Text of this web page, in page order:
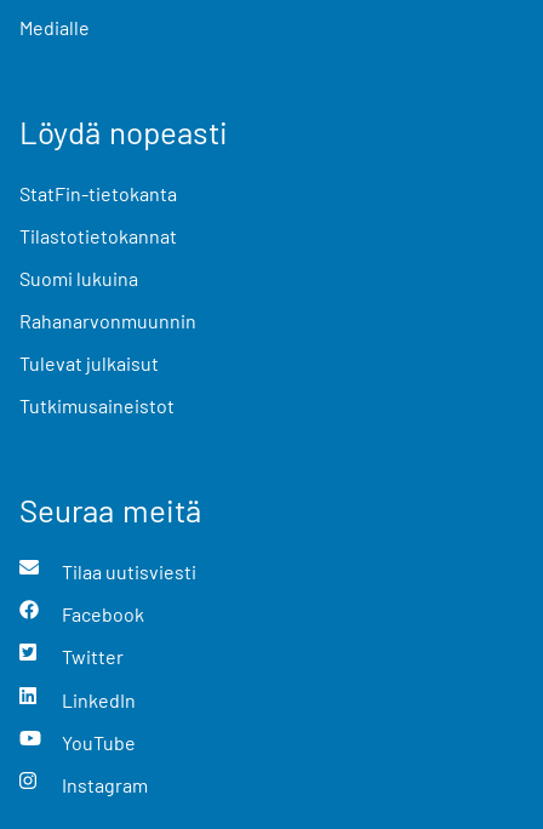
Medialle
Löydä nopeasti
StatFin-tietokanta
Tilastotietokannat
Suomi lukuina
Rahanarvonmuunnin
Tulevat julkaisut
Tutkimusaineistot
Seuraa meitä
Tilaa uutisviesti
Facebook
Twitter
LinkedIn
YouTube
Instagram